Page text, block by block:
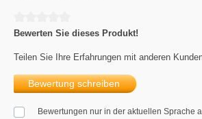
Bewerten Sie dieses Produkt!
Teilen Sie Ihre Erfahrungen mit anderen
Bewertung schreiben
Bewertungen nur in der aktuellen Sprache